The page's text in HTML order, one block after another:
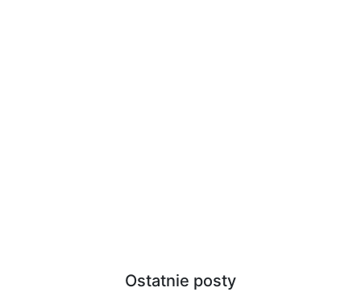
Ostatnie posty